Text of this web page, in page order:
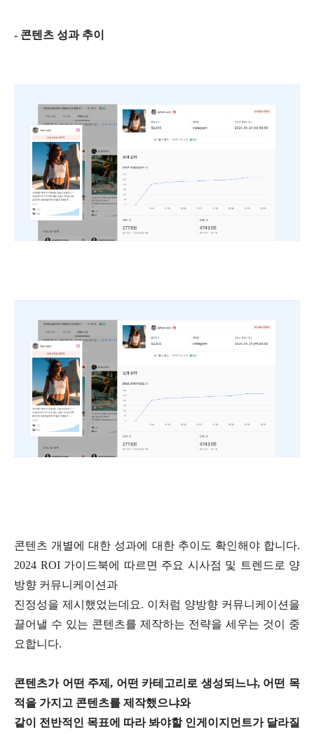
- 콘텐츠 성과 추이
콘텐츠 개별에 대한 성과에 대한 추이도 확인해야 합니다.
2024 ROI 가이드북에 따르면 주요 시사점 및 트렌드로 양
방향 커뮤니케이션과
진정성을 제시했었는데요. 이처럼 양방향 커뮤니케이션을
끌어낼 수 있는 콘텐츠를 제작하는 전략을 세우는 것이 중
요합니다.
콘텐츠가 어떤 주제, 어떤 카테고리로 생성되느냐, 어떤 목
적을 가지고 콘텐츠를 제작했으냐와
같이 전반적인 목표에 따라 봐야할 인게이지먼트가 달라질